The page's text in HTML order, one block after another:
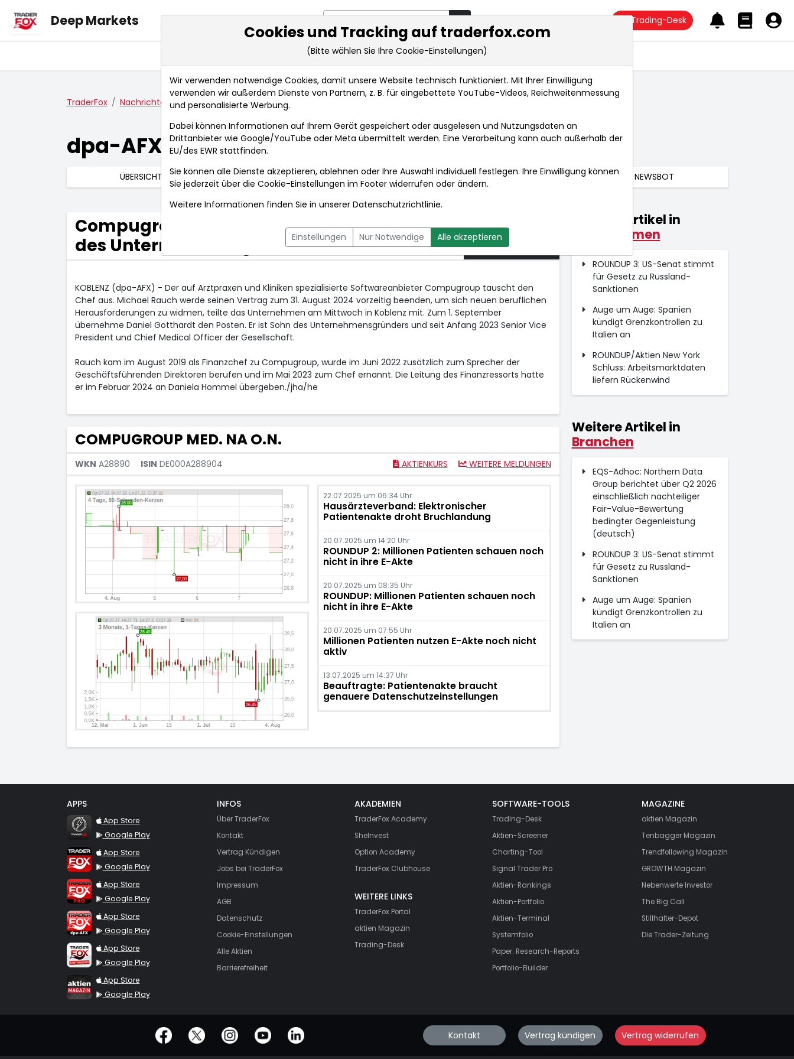
Deep Markets Trading-Desk
Markt-Analysen Market Tools Realtimekurse Nachrichten
TraderFox Nachrichten dpa-AFX Compact Compugroup wechselt den Chef aus - Sohn des Untern...
dpa-AFX Compact
ÜBERSICHT DPA-AFX PROFEED DPA-AFX COMPACT NEWSBOT
Compugroup wechselt den Chef aus - Sohn
des Unternehmensgründers übernimmt
31.07.2024
um 19:06 Uhr
KOBLENZ (dpa-AFX) - Der auf Arztpraxen und Kliniken spezialisierte Softwareanbieter Compugroup tauscht den
Chef aus. Michael Rauch werde seinen Vertrag zum 31. August 2024 vorzeitig beenden, um sich neuen beruflichen
Herausforderungen zu widmen, teilte das Unternehmen am Mittwoch in Koblenz mit. Zum 1. September
übernehme Daniel Gotthardt den Posten. Er ist Sohn des Unternehmensgründers und seit Anfang 2023 Senior Vice
President und Chief Medical Officer der Gesellschaft.
Rauch kam im August 2019 als Finanzchef zu Compugroup, wurde im Juni 2022 zusätzlich zum Sprecher der
Geschäftsführenden Direktoren berufen und im Mai 2023 zum Chef ernannt. Die Leitung des Finanzressorts hatte
er im Februar 2024 an Daniela Hommel übergeben./jha/he
COMPUGROUP MED. NA O.N.
WKN A28890 ISIN DE000A288904 AKTIENKURS WEITERE MELDUNGEN
22.07.2025 um 06:34 Uhr
Hausärzteverband: Elektronischer
Patientenakte droht Bruchlandung
20.07.2025 um 14:20 Uhr
ROUNDUP 2: Millionen Patienten schauen noch
nicht in ihre E-Akte
20.07.2025 um 08:35 Uhr
ROUNDUP: Millionen Patienten schauen noch
nicht in ihre E-Akte
20.07.2025 um 07:55 Uhr
Millionen Patienten nutzen E-Akte noch nicht
aktiv
13.07.2025 um 14:37 Uhr
Beauftragte: Patientenakte braucht
genauere Datenschutzeinstellungen
Weitere Artikel in
Unternehmen
ROUNDUP 3: US-Senat stimmt
für Gesetz zu Russland-
Sanktionen
Auge um Auge: Spanien
kündigt Grenzkontrollen zu
Italien an
ROUNDUP/Aktien New York
Schluss: Arbeitsmarktdaten
liefern Rückenwind
Weitere Artikel in
Branchen
EQS-Adhoc: Northern Data
Group berichtet über Q2 2026
einschließlich nachteiliger
Fair-Value-Bewertung
bedingter Gegenleistung
(deutsch)
ROUNDUP 3: US-Senat stimmt
für Gesetz zu Russland-
Sanktionen
Auge um Auge: Spanien
kündigt Grenzkontrollen zu
Italien an
APPS
TraderFox Flash
App Store
Google Play
TraderFox App
App Store
Google Play
TraderFox Pro
App Store
Google Play
TraderFox dpa-AFX ProFeed
App Store
Google Play
TraderFox Live Trading
App Store
Google Play
TraderFox aktien Magazin
App Store
Google Play
INFOS
Über TraderFox
Kontakt
Vertrag Kündigen
Jobs bei TraderFox
Impressum
AGB
Datenschutz
Cookie-Einstellungen
Alle Aktien
Barrierefreiheit
AKADEMIEN
TraderFox Academy
SheInvest
Option Academy
TraderFox Clubhouse
WEITERE LINKS
TraderFox Portal
aktien Magazin
Trading-Desk
SOFTWARE-TOOLS
Trading-Desk
Aktien-Screener
Charting-Tool
Signal Trader Pro
Aktien-Rankings
Aktien-Portfolio
Aktien-Terminal
Systemfolio
Paper: Research-Reports
Portfolio-Builder
MAGAZINE
aktien Magazin
Tenbagger Magazin
Trendfollowing Magazin
GROWTH Magazin
Nebenwerte Investor
The Big Call
Stillhalter-Depot
Die Trader-Zeitung
offizielle Social Media-Accounts
Kontakt Vertrag kündigen Vertrag widerrufen
Cookies und Tracking auf traderfox.com
(Bitte wählen Sie Ihre Cookie-Einstellungen)
Wir verwenden notwendige Cookies, damit unsere Website technisch funktioniert. Mit Ihrer Einwilligung
verwenden wir außerdem Dienste von Partnern, z. B. für eingebettete YouTube-Videos, Reichweitenmessung
und personalisierte Werbung.
Dabei können Informationen auf Ihrem Gerät gespeichert oder ausgelesen und Nutzungsdaten an
Drittanbieter wie Google/YouTube oder Meta übermittelt werden. Eine Verarbeitung kann auch außerhalb der
EU/des EWR stattfinden.
Sie können alle Dienste akzeptieren, ablehnen oder Ihre Auswahl individuell festlegen. Ihre Einwilligung können
Sie jederzeit über die Cookie-Einstellungen im Footer widerrufen oder ändern.
Weitere Informationen finden Sie in unserer Datenschutzrichtlinie.
Einstellungen Nur Notwendige Alle akzeptieren